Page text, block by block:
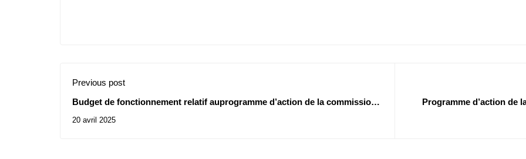
Previous post
Budget de fonctionnement relatif auprogramme d’action de la commission
20 avril 2025
Programme d’action de